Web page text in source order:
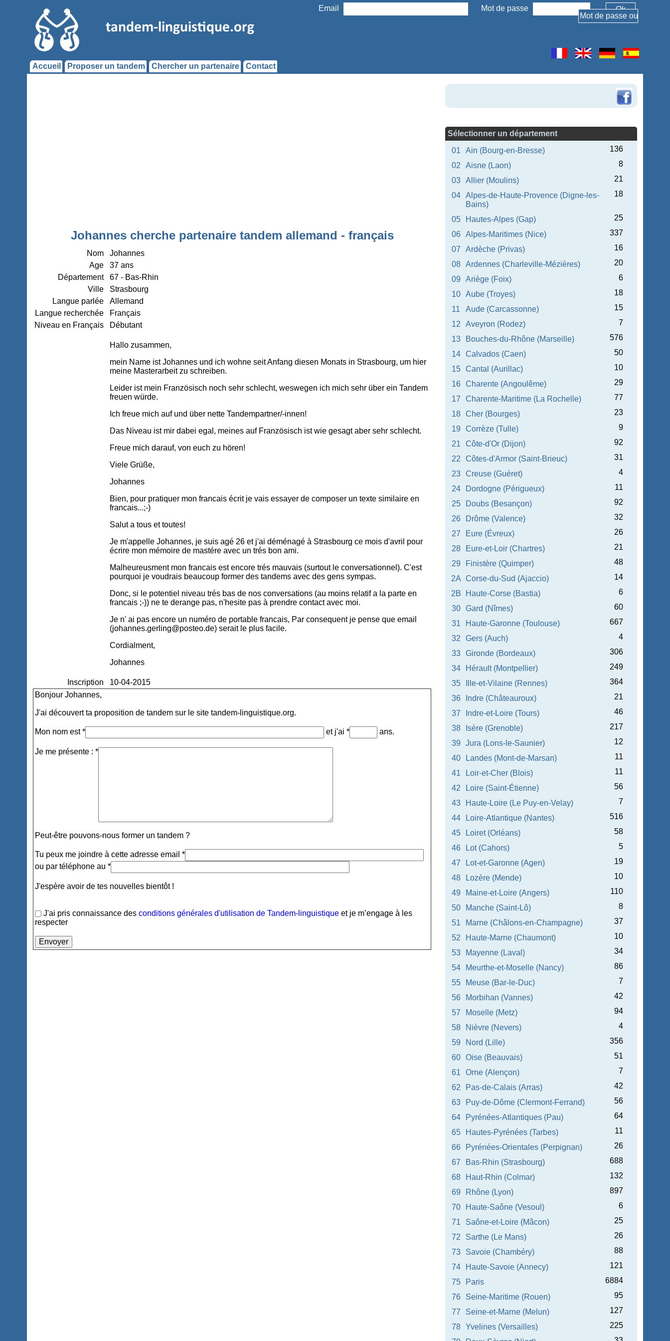
Email Mot de passe
Accueil Proposer un tandem Chercher un partenaire Contact
Johannes cherche partenaire tandem allemand - français
Nom
Johannes
Age
37 ans
Département
67 - Bas-Rhin
Ville
Strasbourg
Langue parlée
Allemand
Langue recherchée
Français
Niveau en Français
Débutant
Hallo zusammen,
mein Name ist Johannes und ich wohne seit Anfang diesen Monats in Strasbourg, um hier
meine Masterarbeit zu schreiben.
Leider ist mein Französisch noch sehr schlecht, weswegen ich mich sehr über ein Tandem
freuen würde.
Ich freue mich auf und über nette Tandempartner/-innen!
Das Niveau ist mir dabei egal, meines auf Französisch ist wie gesagt aber sehr schlecht.
Freue mich darauf, von euch zu hören!
Viele Grüße,
Johannes
Bien, pour pratiquer mon francais écrit je vais essayer de composer un texte similaire en
francais...;-)
Salut a tous et toutes!
Je m'appelle Johannes, je suis agé 26 et j'ai déménagé à Strasbourg ce mois d'avril pour
écrire mon mémoire de mastére avec un trés bon ami.
Malheureusment mon francais est encore trés mauvais (surtout le conversationnel). C'est
pourquoi je voudrais beaucoup former des tandems avec des gens sympas.
Donc, si le potentiel niveau trés bas de nos conversations (au moins relatif a la parte en
francais ;-)) ne te derange pas, n'hesite pas à prendre contact avec moi.
Je n' ai pas encore un numéro de portable francais, Par consequent je pense que email
(johannes.gerling@posteo.de) serait le plus facile.
Cordialment,
Johannes
Inscription
10-04-2015
Bonjour Johannes,
J'ai découvert ta proposition de tandem sur le site tandem-linguistique.org.
Mon nom est * et j'ai * ans.
Je me présente : *
Peut-être pouvons-nous former un tandem ?
Tu peux me joindre à cette adresse email *
ou par téléphone au *
J'espère avoir de tes nouvelles bientôt !
J'ai pris connaissance desconditions générales d'utilisation de Tandem-linguistique et je m’engage à les
respecter
Sélectionner un département
01
Ain (Bourg-en-Bresse)
136
02
Aisne (Laon)
8
03
Allier (Moulins)
21
04
Alpes-de-Haute-Provence (Digne-les-
Bains)
18
05 Hautes-Alpes (Gap)
25
06
Alpes-Maritimes (Nice)
337
07
Ardèche (Privas)
16
08
Ardennes (Charleville-Mézières)
20
09
Ariège (Foix)
6
10
Aube (Troyes)
18
11
Aude (Carcassonne)
15
12
Aveyron (Rodez)
7
13
Bouches-du-Rhône (Marseille)
576
14
Calvados (Caen)
50
15
Cantal (Aurillac)
10
16
Charente (Angoulême)
29
17
Charente-Maritime (La Rochelle)
77
18
Cher (Bourges)
23
19
Corrèze (Tulle)
9
21
Côte-d'Or (Dijon)
92
22
Côtes-d'Armor (Saint-Brieuc)
31
23
Creuse (Guéret)
4
24
Dordogne (Périgueux)
11
25
Doubs (Besançon)
92
26
Drôme (Valence)
32
27
Eure (Évreux)
26
28
Eure-et-Loir (Chartres)
21
29
Finistère (Quimper)
48
2A
Corse-du-Sud (Ajaccio)
14
2B
Haute-Corse (Bastia)
6
30
Gard (Nîmes)
60
31
Haute-Garonne (Toulouse)
667
32
Gers (Auch)
4
33
Gironde (Bordeaux)
306
34
Hérault (Montpellier)
249
35
Ille-et-Vilaine (Rennes)
364
36
Indre (Châteauroux)
21
37
Indre-et-Loire (Tours)
46
38
Isère (Grenoble)
217
39
Jura (Lons-le-Saunier)
12
40
Landes (Mont-de-Marsan)
11
41
Loir-et-Cher (Blois)
11
42
Loire (Saint-Étienne)
56
43
Haute-Loire (Le Puy-en-Velay)
7
44
Loire-Atlantique (Nantes)
516
45
Loiret (Orléans)
58
46
Lot (Cahors)
5
47
Lot-et-Garonne (Agen)
19
48
Lozère (Mende)
10
49
Maine-et-Loire (Angers)
110
50
Manche (Saint-Lô)
8
51
Marne (Châlons-en-Champagne)
37
52
Haute-Marne (Chaumont)
10
53
Mayenne (Laval)
34
54
Meurthe-et-Moselle (Nancy)
86
55
Meuse (Bar-le-Duc)
7
56
Morbihan (Vannes)
42
57
Moselle (Metz)
94
58
Nièvre (Nevers)
4
59
Nord (Lille)
356
60
Oise (Beauvais)
51
61
Orne (Alençon)
7
62
Pas-de-Calais (Arras)
42
63
Puy-de-Dôme (Clermont-Ferrand)
56
64
Pyrénées-Atlantiques (Pau)
64
65
Hautes-Pyrénées (Tarbes)
11
66
Pyrénées-Orientales (Perpignan)
26
67
Bas-Rhin (Strasbourg)
688
68
Haut-Rhin (Colmar)
132
69
Rhône (Lyon)
897
70
Haute-Saône (Vesoul)
6
71
Saône-et-Loire (Mâcon)
25
72
Sarthe (Le Mans)
26
73
Savoie (Chambéry)
88
74
Haute-Savoie (Annecy)
121
75
Paris
6884
76
Seine-Maritime (Rouen)
95
77
Seine-et-Marne (Melun)
127
78
Yvelines (Versailles)
225